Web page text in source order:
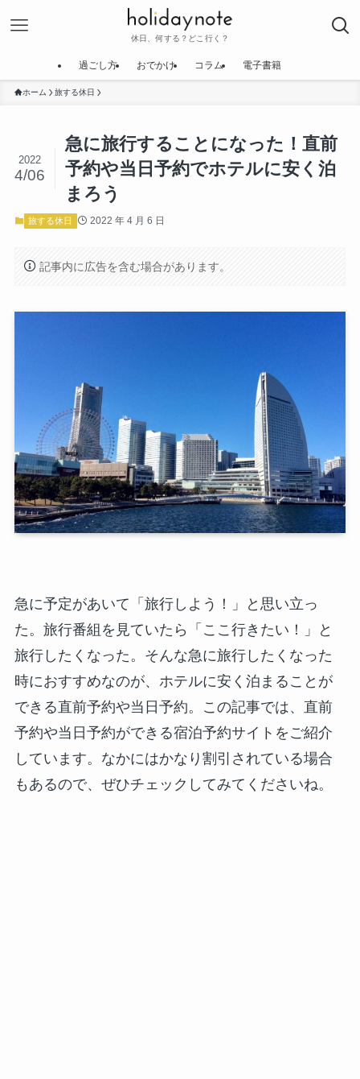
休日、何する？どこ行く？
過ごし方 おでかけ コラム 電子書籍
ホーム 旅する休日
急に旅行することになった！直前
予約や当日予約でホテルに安く泊
まろう
2022
4/06
旅する休日 2022 年 4 月 6 日
記事内に広告を含む場合があります。
急に予定があいて「旅行しよう！」と思い立っ
た。旅行番組を見ていたら「ここ行きたい！」と
旅行したくなった。そんな急に旅行したくなった
時におすすめなのが、ホテルに安く泊まることが
できる直前予約や当日予約。この記事では、直前
予約や当日予約ができる宿泊予約サイトをご紹介
しています。なかにはかなり割引されている場合
もあるので、ぜひチェックしてみてくださいね。